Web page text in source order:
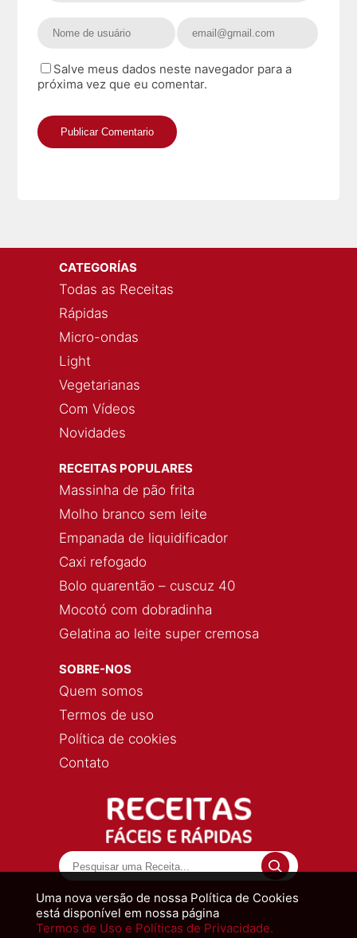
Salve meus dados neste navegador para a
próxima vez que eu comentar.
Uma nova versão de nossa Política de Cookies
está disponível em nossa página
Termos de Uso e Políticas de Privacidade.
CATEGORÍAS
Todas as Receitas
Rápidas
Micro-ondas
Light
Vegetarianas
Com Vídeos
Novidades
RECEITAS POPULARES
Massinha de pão frita
Molho branco sem leite
Empanada de liquidificador
Caxi refogado
Bolo quarentão – cuscuz 40
Mocotó com dobradinha
Gelatina ao leite super cremosa
SOBRE-NOS
Quem somos
Termos de uso
Política de cookies
Contato